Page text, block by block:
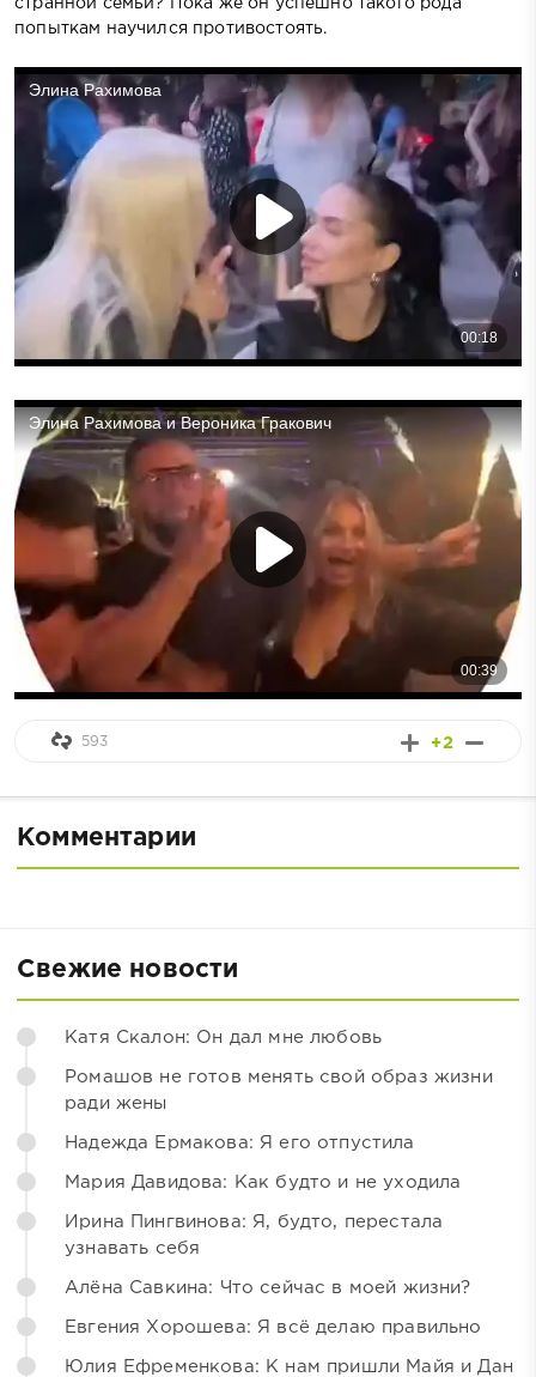
странной семьи? Пока же он успешно такого рода
попыткам научился противостоять.
+2
593
Комментарии
Свежие новости
Катя Скалон: Он дал мне любовь
Ромашов не готов менять свой образ жизни
ради жены
Надежда Ермакова: Я его отпустила
Мария Давидова: Как будто и не уходила
Ирина Пингвинова: Я, будто, перестала
узнавать себя
Алёна Савкина: Что сейчас в моей жизни?
Евгения Хорошева: Я всё делаю правильно
Юлия Ефременкова: К нам пришли Майя и Дан